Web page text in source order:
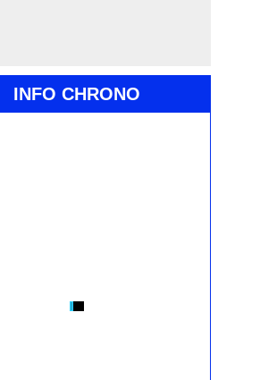
INFO CHRONO